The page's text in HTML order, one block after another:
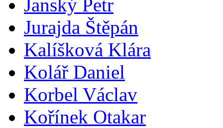
Janský Petr
Jurajda Štěpán
Kalíšková Klára
Kolář Daniel
Korbel Václav
Kořínek Otakar